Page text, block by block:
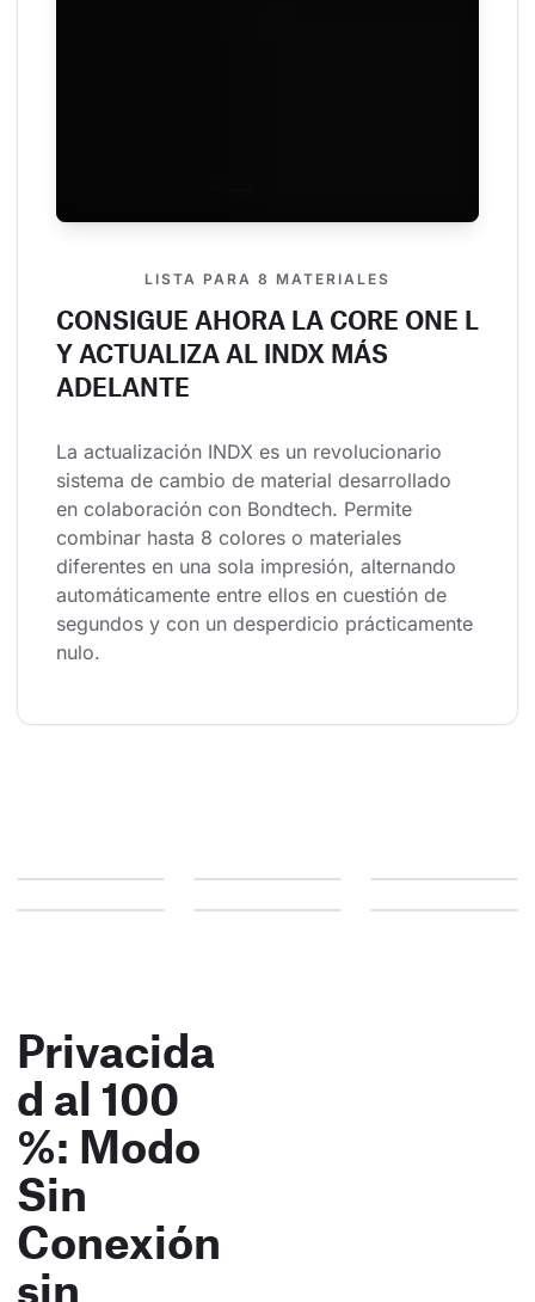
LISTA PARA 8 MATERIALES
CONSIGUE AHORA LA CORE ONE L
Y ACTUALIZA AL INDX MÁS
ADELANTE
La actualización INDX es un revolucionario
sistema de cambio de material desarrollado
en colaboración con Bondtech. Permite
combinar hasta 8 colores o materiales
diferentes en una sola impresión, alternando
automáticamente entre ellos en cuestión de
segundos y con un desperdicio prácticamente
nulo.
Privacida
d al 100
%: Modo
Sin
Conexión
sin